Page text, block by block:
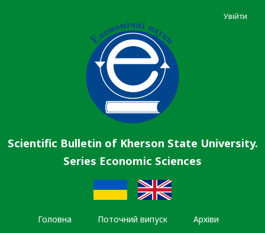
Scientific Bulletin of Kherson State University.
Series Economic Sciences
Головна Поточний випуск
Архіви
Увійти